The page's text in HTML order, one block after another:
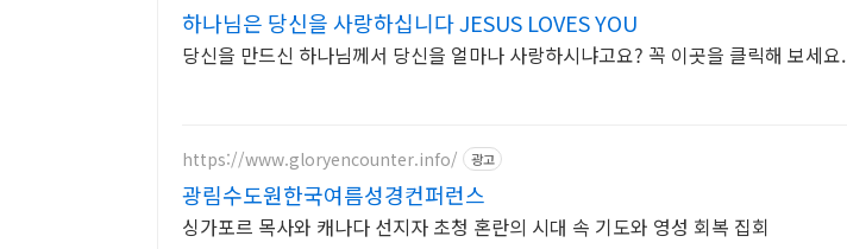
하나님은 당신을 사랑하십니다 JESUS LOVES YOU
당신을 만드신 하나님께서 당신을 얼마나 사랑하시냐고요? 꼭 이곳을 클릭해 보세요.
https://www.gloryencounter.info/ 광고
광림수도원한국여름성경컨퍼런스
싱가포르 목사와 캐나다 선지자 초청 혼란의 시대 속 기도와 영성 회복 집회